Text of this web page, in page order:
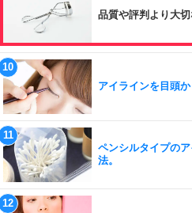
品質や評判より大切
アイラインを目頭
ペンシルタイプの
法。